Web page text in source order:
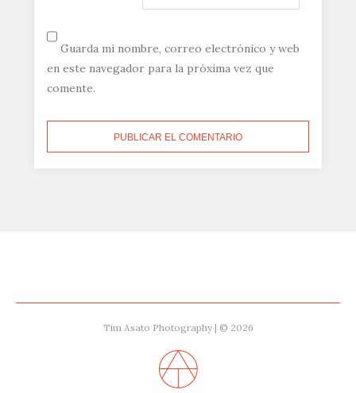
Guarda mi nombre, correo electrónico y web
en este navegador para la próxima vez que
comente.
Tim Asato Photography | © 2026